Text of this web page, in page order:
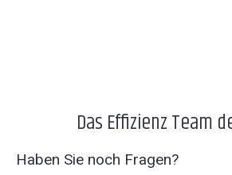
Das Effizienz Team
Haben Sie noch Fragen?